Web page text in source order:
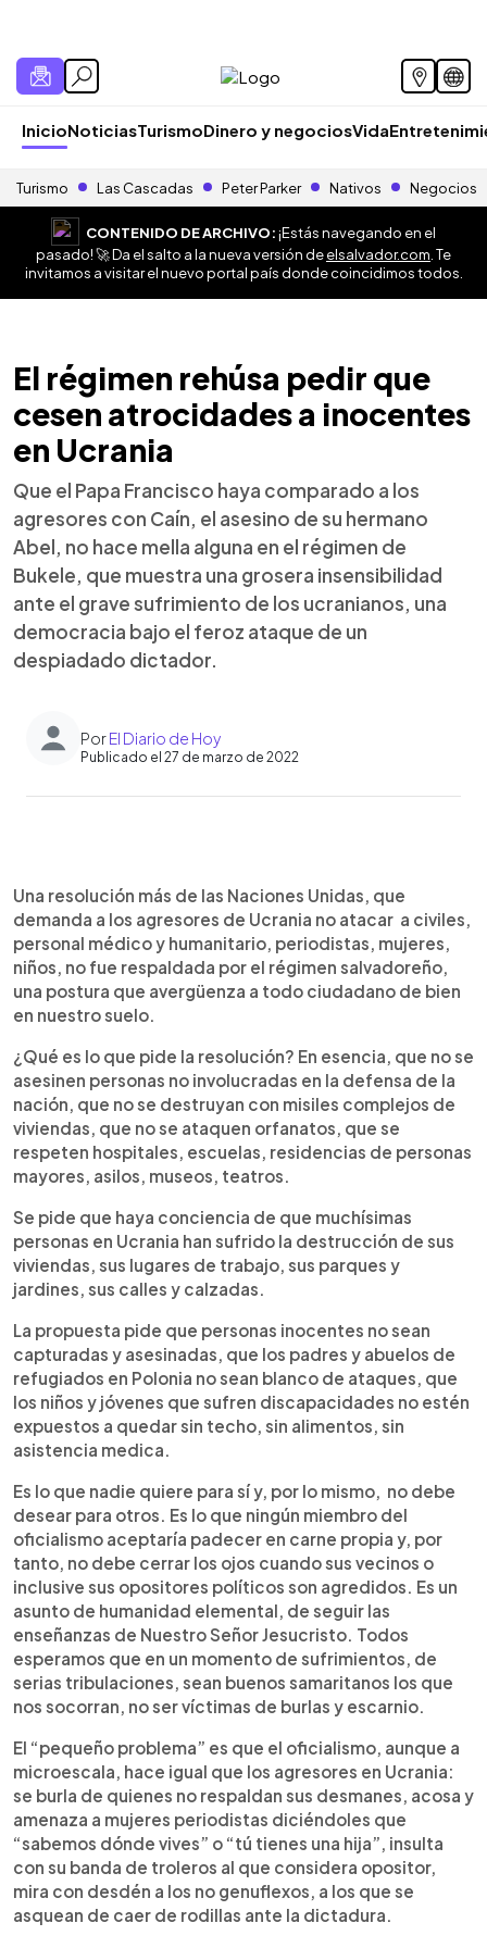
InicioNoticiasTurismoDinero y negociosVida
Turismo Las Cascadas Peter Parker Nativos Negocios
CONTENIDO DE ARCHIVO:¡Estás navegando en el
pasado! 🚀 Da el salto a la nueva versión deelsalvador.com . Te
invitamos a visitar el nuevo portal país donde coincidimos todos.
El régimen rehúsa pedir que
cesen atrocidades a inocentes
en Ucrania
Que el Papa Francisco haya comparado a los
agresores con Caín, el asesino de su hermano
Abel, no hace mella alguna en el régimen de
Bukele, que muestra una grosera insensibilidad
ante el grave sufrimiento de los ucranianos, una
democracia bajo el feroz ataque de un
despiadado dictador.
PorEl Diario de Hoy
Publicado el 27 de marzo de 2022
Escuchar artículo
Una resolución más de las Naciones Unidas, que
demanda a los agresores de Ucrania no atacar a civiles,
personal médico y humanitario, periodistas, mujeres,
niños, no fue respaldada por el régimen salvadoreño,
una postura que avergüenza a todo ciudadano de bien
en nuestro suelo.
¿Qué es lo que pide la resolución? En esencia, que no se
asesinen personas no involucradas en la defensa de la
nación, que no se destruyan con misiles complejos de
viviendas, que no se ataquen orfanatos, que se
respeten hospitales, escuelas, residencias de personas
mayores, asilos, museos, teatros.
Se pide que haya conciencia de que muchísimas
personas en Ucrania han sufrido la destrucción de sus
viviendas, sus lugares de trabajo, sus parques y
jardines, sus calles y calzadas.
La propuesta pide que personas inocentes no sean
capturadas y asesinadas, que los padres y abuelos de
refugiados en Polonia no sean blanco de ataques, que
los niños y jóvenes que sufren discapacidades no estén
expuestos a quedar sin techo, sin alimentos, sin
asistencia medica.
Es lo que nadie quiere para sí y, por lo mismo, no debe
desear para otros. Es lo que ningún miembro del
oficialismo aceptaría padecer en carne propia y, por
tanto, no debe cerrar los ojos cuando sus vecinos o
inclusive sus opositores políticos son agredidos. Es un
asunto de humanidad elemental, de seguir las
enseñanzas de Nuestro Señor Jesucristo. Todos
esperamos que en un momento de sufrimientos, de
serias tribulaciones, sean buenos samaritanos los que
nos socorran, no ser víctimas de burlas y escarnio.
El “pequeño problema” es que el oficialismo, aunque a
microescala, hace igual que los agresores en Ucrania:
se burla de quienes no respaldan sus desmanes, acosa y
amenaza a mujeres periodistas diciéndoles que
“sabemos dónde vives” o “tú tienes una hija”, insulta
con su banda de troleros al que considera opositor,
mira con desdén a los no genuflexos, a los que se
asquean de caer de rodillas ante la dictadura.